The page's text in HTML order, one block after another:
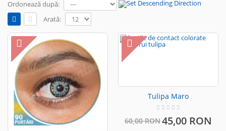
Ordonează după:
Arată:
Tulipa Maro
60,00 RON45,00 RON